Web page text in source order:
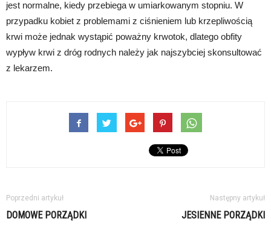
jest normalne, kiedy przebiega w umiarkowanym stopniu. W
przypadku kobiet z problemami z ciśnieniem lub krzepliwością
krwi może jednak wystąpić poważny krwotok, dlatego obfity
wypływ krwi z dróg rodnych należy jak najszybciej skonsultować
z lekarzem.
Poprzedni artykuł
DOMOWE PORZĄDKI
Następny artykuł
JESIENNE PORZĄDKI